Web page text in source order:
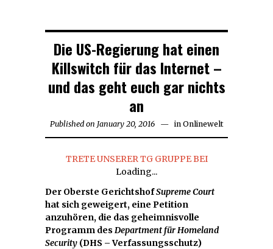
Die US-Regierung hat einen
Killswitch für das Internet –
und das geht euch gar nichts
an
Published on January 20, 2016January
in Onlinewelt
TRETE UNSERER TG GRUPPE BEI
Loading...
Der Oberste GerichtshofSupreme Court
hat sich geweigert, eine Petition
anzuhören, die das geheimnisvolle
Programm des Department für Homeland
Security (DHS – Verfassungsschutz)